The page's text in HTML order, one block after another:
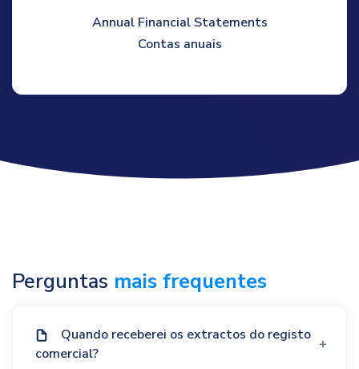
Annual Financial Statements
Contas anuais
Perguntas mais frequentes
Quando receberei os extractos do registo
comercial?